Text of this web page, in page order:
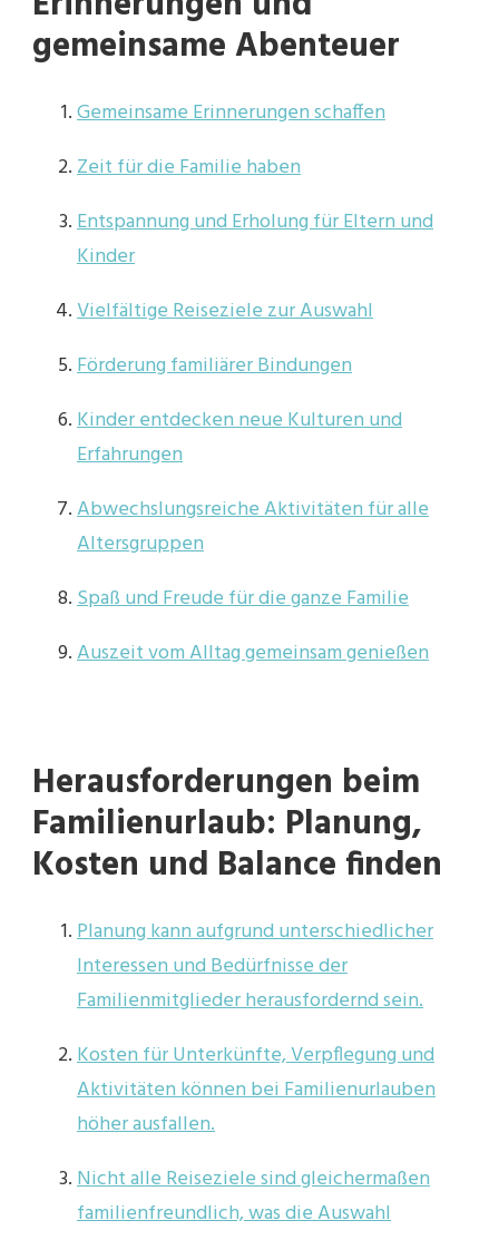
gemeinsame Abenteuer
Gemeinsame Erinnerungen schaffen
Zeit für die Familie haben
Entspannung und Erholung für Eltern und
Kinder
Vielfältige Reiseziele zur Auswahl
Förderung familiärer Bindungen
Kinder entdecken neue Kulturen und
Erfahrungen
Abwechslungsreiche Aktivitäten für alle
Altersgruppen
Spaß und Freude für die ganze Familie
Auszeit vom Alltag gemeinsam genießen
Herausforderungen beim
Familienurlaub: Planung,
Kosten und Balance finden
Planung kann aufgrund unterschiedlicher
Interessen und Bedürfnisse der
Familienmitglieder herausfordernd sein.
Kosten für Unterkünfte, Verpflegung und
Aktivitäten können bei Familienurlauben
höher ausfallen.
Nicht alle Reiseziele sind gleichermaßen
familienfreundlich, was die Auswahl